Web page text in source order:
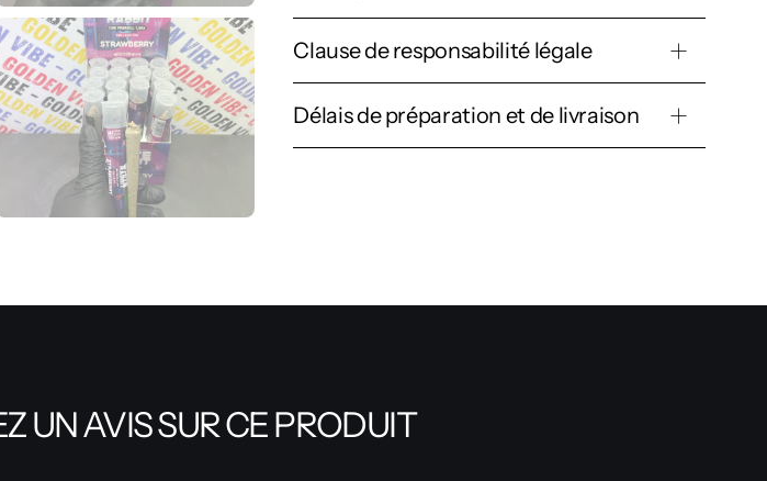
Clause de responsabilité légale
Délais de préparation et de livraison
UN AVIS SUR CE PRODUIT